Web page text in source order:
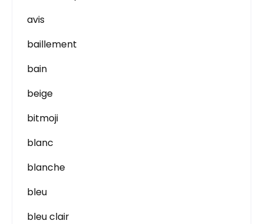
avis
baillement
bain
beige
bitmoji
blanc
blanche
bleu
bleu clair